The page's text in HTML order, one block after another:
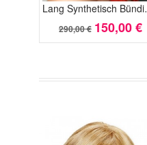
Lang
290,00 € 150,00 €